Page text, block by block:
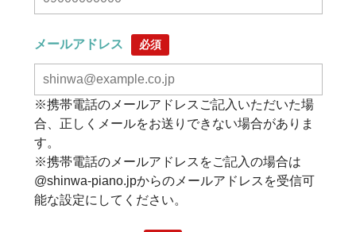
メールアドレス 必須
※携帯電話のメールアドレスご記入いただいた場
合、正しくメールをお送りできない場合がありま
す。
※携帯電話のメールアドレスをご記入の場合は
@shinwa-piano.jpからのメールアドレスを受信可
能な設定にしてください。